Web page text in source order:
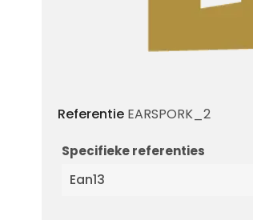
Referentie EARSPORK_2
Specifieke referenties
Ean13